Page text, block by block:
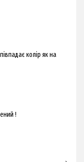
колір як на
!